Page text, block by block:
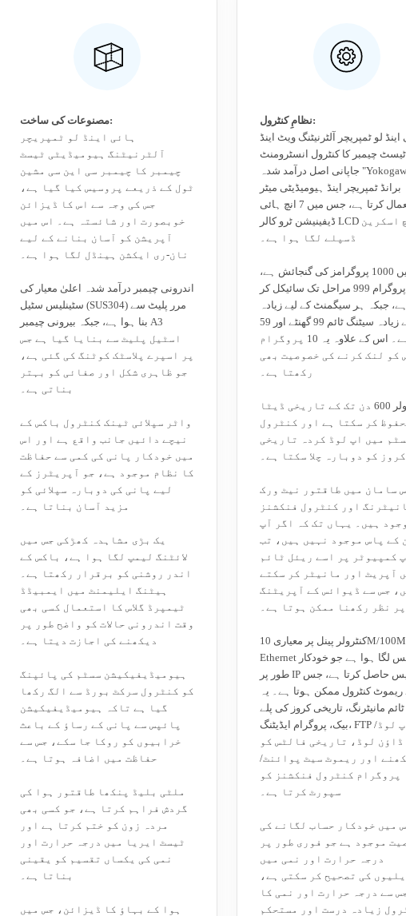
مصنوعات کی ساخت:
ہائی اینڈ لو ٹمپریچر
آلٹرنیٹنگ ہیومیڈیٹی ٹیسٹ
چیمبر کا چیمبر سی این سی مشین
ٹول کے ذریعے پروسیس کیا گیا ہے،
جس کی وجہ سے اس کا ڈیزائن
خوبصورت اور شائستہ ہے۔ اس میں
آپریشن کو آسان بنانے کے لیے
نان-ری ایکشن ہینڈل لگا ہوا ہے۔
اندرونی چیمبر درآمد شدہ اعلیٰ معیار کی
سٹینلیس سٹیل (SUS304) مرر پلیٹ سے
بنا ہوا ہے، جبکہ بیرونی چیمبر A3
اسٹیل پلیٹ سے بنایا گیا ہے جس
پر اسپرے پلاسٹک کوٹنگ کی گئی ہے،
جو ظاہری شکل اور صفائی کو بہتر
بناتی ہے۔
واٹر سپلائی ٹینک کنٹرول باکس کے
نیچے دائیں جانب واقع ہے اور اس
میں خودکار پانی کی کمی سے حفاظت
کا نظام موجود ہے، جو آپریٹرز کے
لیے پانی کی دوبارہ سپلائی کو
مزید آسان بناتا ہے۔
یک بڑی مشاہدہ کھڑکی جس میں
لائٹنگ لیمپ لگا ہوا ہے، باکس کے
اندر روشنی کو برقرار رکھتا ہے۔
ہیٹنگ ایلیمنٹ میں ایمبیڈڈ
ٹیمپرڈ گلاس کا استعمال کسی بھی
وقت اندرونی حالات کو واضح طور پر
دیکھنے کی اجازت دیتا ہے۔
ہیومیڈیفیکیشن سسٹم کی پائپنگ
کو کنٹرول سرکٹ بورڈ سے الگ رکھا
گیا ہے تاکہ ہیومیڈیفیکیشن
پائپس سے پانی کے رساؤ کے باعث
خرابیوں کو روکا جا سکے، جس سے
حفاظت میں اضافہ ہوتا ہے۔
ملٹی بلیڈ پنکھا طاقتور ہوا کی
گردش فراہم کرتا ہے، جو کسی بھی
مردہ زون کو ختم کرتا ہے اور
ٹیسٹ ایریا میں درجہ حرارت اور
نمی کی یکساں تقسیم کو یقینی
بناتا ہے۔
ہوا کے بہاؤ کا ڈیزائن، جس میں
نظامِ کنٹرول:
اینڈ لو ٹمپریچر آلٹرنیٹنگ ویٹ اینڈ
ٹیسٹ چیمبر کا کنٹرول انسٹرومنٹ
جاپانی اصل درآمد شدہ "Yokogawa"
برانڈ ٹمپریچر اینڈ ہیومیڈیٹی میٹر
استعمال کرتا ہے، جس میں 7 انچ ہائی
ڈیفینیشن ٹرو کالر LCD ٹچ اسکرین
ڈسپلے لگا ہوا ہے۔
اس میں 1000 پروگرامز کی گنجائش ہے،
ہر پروگرام 999 مراحل تک سائیکل کر
جبکہ ہر سیگمنٹ کے لیے زیادہ
سے زیادہ سیٹنگ ٹائم 99 گھنٹے اور 59
منٹ ہے۔ اس کے علاوہ یہ 10 پروگرام
کو لنک کرنے کی خصوصیت بھی
رکھتا ہے۔
کنٹرولر 600 دن تک کے تاریخی ڈیٹا
کر سکتا ہے اور کنٹرول
میں اپ لوڈ کردہ تاریخی
کو دوبارہ چلا سکتا ہے۔
سامان میں طاقتور نیٹ ورک
اور کنٹرول فنکشنز
ہیں۔ یہاں تک کہ اگر آپ
کے پاس موجود نہیں ہیں، تب
کمپیوٹر پر اسے ریئل ٹائم
آپریٹ اور مانیٹر کر سکتے
جس سے ڈیوائس کے آپریٹنگ
پر نظر رکھنا ممکن ہوتا ہے۔
کنٹرولر پینل پر معیاری 10M/100M
Ethernet انٹرفیس لگا ہوا ہے جو خودکار
طور پر IP ایڈریس حاصل کرتا ہے، جس
کنٹرول ممکن ہوتا ہے۔ یہ
مانیٹرنگ، تاریخی کروز کی پلے
بیک، پروگرام ایڈیٹنگ، FTP اپ لوڈ/
ڈاؤن لوڈ، تاریخی فالٹس کو
اور ریموٹ سیٹ پوائنٹ/
پروگرام کنٹرول فنکشنز کو
سپورٹ کرتا ہے۔
میں خودکار حساب لگانے کی
موجود ہے جو فوری طور پر
درجہ حرارت اور نمی میں
کی تصحیح کر سکتی ہے،
سے درجہ حرارت اور نمی کا
زیادہ درست اور مستحکم